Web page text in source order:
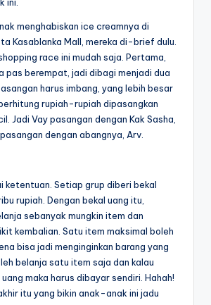
menghabiskan ice creamnya di
Kasablanka Mall, mereka di-brief dulu.
race ini mudah saja. Pertama,
pas berempat, jadi dibagi menjadi dua
harus imbang, yang lebih besar
rupiah-rupiah dipasangkan
Jadi Vay pasangan dengan Kak Sasha,
dengan abangnya, Arv.
ketentuan. Setiap grup diberi bekal
rupiah. Dengan bekal uang itu,
sebanyak mungkin item dan
kembalian. Satu item maksimal boleh
bisa jadi menginginkan barang yang
belanja satu item saja dan kalau
maka harus dibayar sendiri. Hahah!
itu yang bikin anak-anak ini jadu